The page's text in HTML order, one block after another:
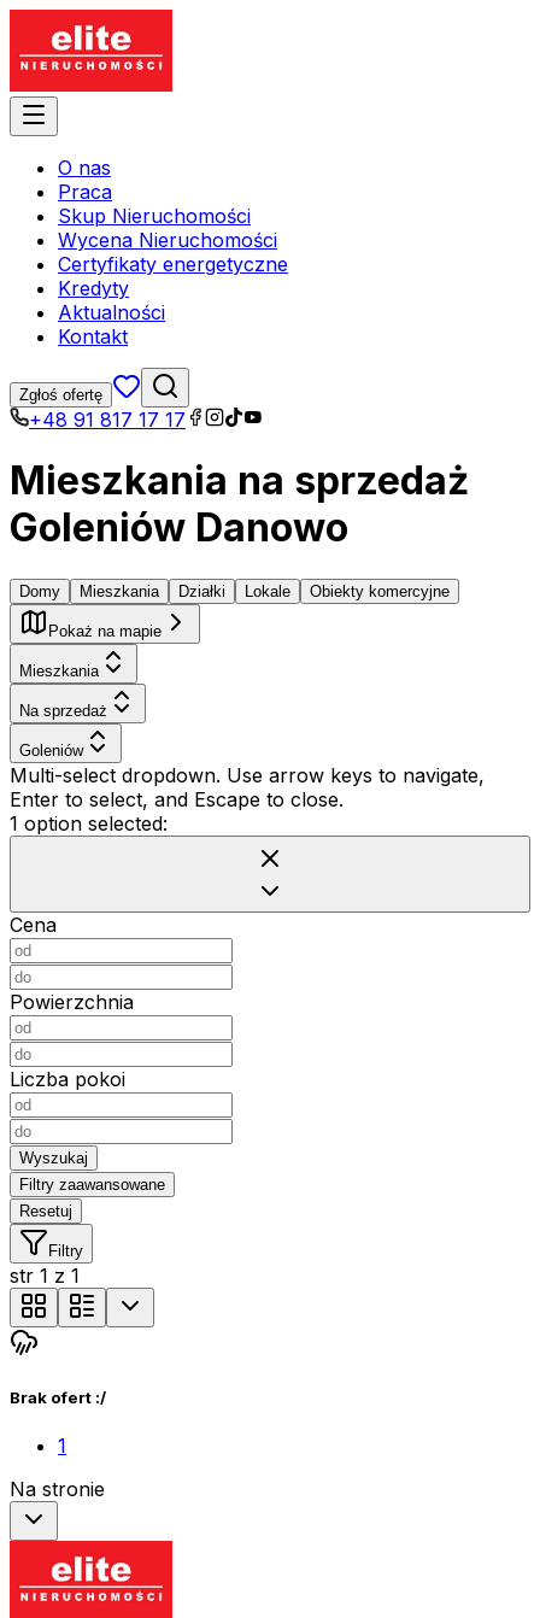
O nas
Praca
Skup Nieruchomości
Wycena Nieruchomości
Certyfikaty energetyczne
Kredyty
Aktualności
Kontakt
Zgłoś ofertę
+48 91 817 17 17
Mieszkania na sprzedaż
Goleniów Danowo
Domy Mieszkania Działki Lokale Obiekty komercyjne
Pokaż na mapie
Mieszkania
Na sprzedaż
Goleniów
Multi-select dropdown. Use arrow keys to navigate,
Enter to select, and Escape to close.
1 option selected:
Cena
Powierzchnia
Liczba pokoi
Wyszukaj
Filtry zaawansowane
Resetuj
Filtry
str 1 z 1
Brak ofert :/
1
Na stronie